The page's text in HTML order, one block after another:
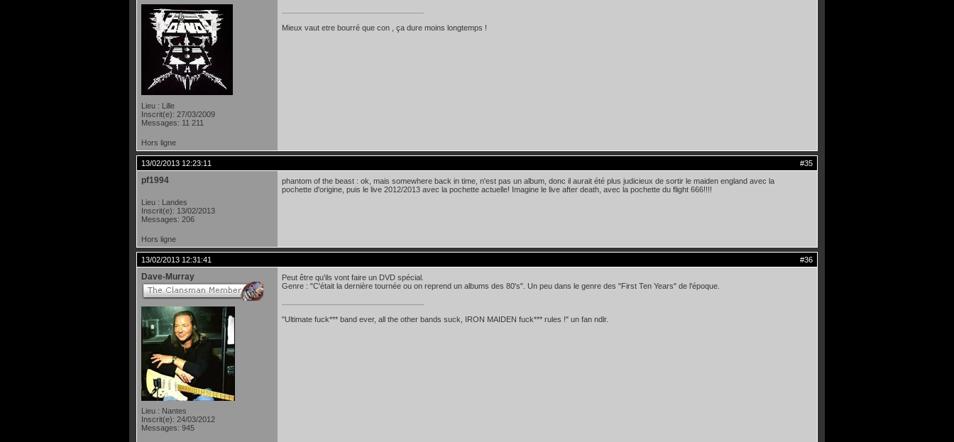
Lieu : Lille
Inscrit(e): 27/03/2009
Messages: 11 211
Mieux vaut etre bourré que con , ça dure moins longtemps !
Hors ligne
#35
13/02/2013 12:23:11
pf1994
Lieu : Landes
Inscrit(e): 13/02/2013
Messages: 206
phantom of the beast : ok, mais somewhere back in time, n'est pas un album, donc il aurait été plus judicieux de sortir le maiden england avec la
pochette d'origine, puis le live 2012/2013 avec la pochette actuelle! Imagine le live after death, avec la pochette du flight 666!!!!
Hors ligne
#36
13/02/2013 12:31:41
Dave-Murray
Lieu : Nantes
Inscrit(e): 24/03/2012
Messages: 945
Peut être qu'ils vont faire un DVD spécial.
Genre : "C'était la dernière tournée ou on reprend un albums des 80's". Un peu dans le genre des "First Ten Years" de l'époque.
"Ultimate fuck*** band ever, all the other bands suck, IRON MAIDEN fuck*** rules !" un fan ndlr.